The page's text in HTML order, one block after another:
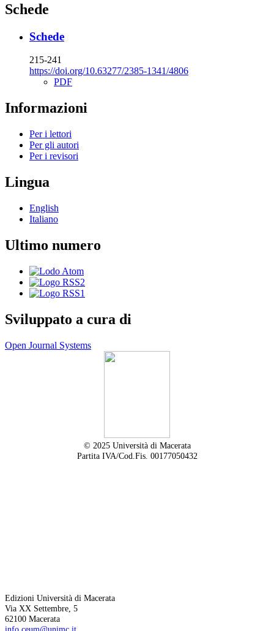
Schede
Schede
215-241
https://doi.org/10.63277/2385-1341/4806
PDF
Informazioni
Per i lettori
Per gli autori
Per i revisori
Lingua
English
Italiano
Ultimo numero
Sviluppato a cura di
Open Journal Systems
© 2025 Università di Macerata
Partita IVA/Cod.Fis. 00177050432
Edizioni Università di Macerata
Via XX Settembre, 5
62100 Macerata